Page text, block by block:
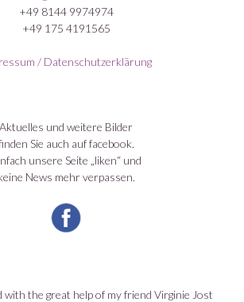
+49 8144 9974974
+49 175 4191565
/ Datenschutzerklärung
Aktuelles und weitere Bilder
Sie auch auf facebook.
unsere Seite „liken“ und
News mehr verpassen.
with the great help of my friend Virginie Jost